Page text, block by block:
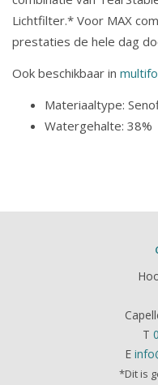
Lichtfilter.* Voor MAX
prestaties de hele dag
Ook beschikbaar in
Materiaaltype:
Watergehalte: 38%
T
E
*Dit is